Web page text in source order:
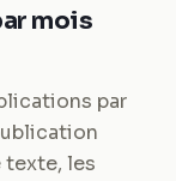
mois
par
texte, les